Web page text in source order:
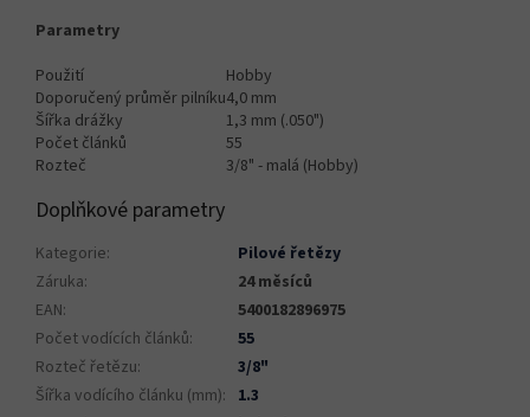
Parametry
Použití
Hobby
Doporučený průměr pilníku4,0 mm
Šířka drážky
1,3 mm (.050")
Počet článků
55
Rozteč
3/8" - malá (Hobby)
Doplňkové parametry
Kategorie:
Pilové řetězy
Záruka:
24 měsíců
EAN:
5400182896975
Počet vodících článků:
55
Rozteč řetězu:
3/8"
Šířka vodícího článku (mm): 1.3